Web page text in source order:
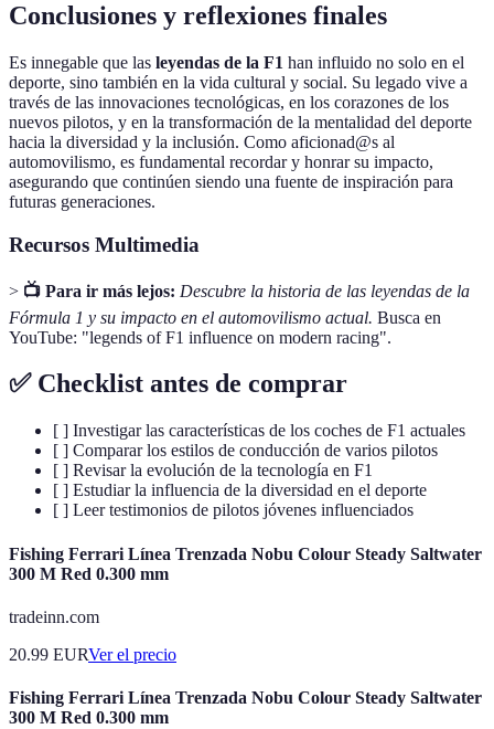
Conclusiones y reflexiones finales
Es innegable que las leyendas de la F1 han influido no solo en el
deporte, sino también en la vida cultural y social. Su legado vive a
través de las innovaciones tecnológicas, en los corazones de los
nuevos pilotos, y en la transformación de la mentalidad del deporte
hacia la diversidad y la inclusión. Como aficionad@s al
automovilismo, es fundamental recordar y honrar su impacto,
asegurando que continúen siendo una fuente de inspiración para
futuras generaciones.
Recursos Multimedia
> 📺 Para ir más lejos: Descubre la historia de las leyendas de la
Fórmula 1 y su impacto en el automovilismo actual. Busca en
YouTube: "legends of F1 influence on modern racing".
✅ Checklist antes de comprar
[ ] Investigar las características de los coches de F1 actuales
[ ] Comparar los estilos de conducción de varios pilotos
[ ] Revisar la evolución de la tecnología en F1
[ ] Estudiar la influencia de la diversidad en el deporte
[ ] Leer testimonios de pilotos jóvenes influenciados
Fishing Ferrari Línea Trenzada Nobu Colour Steady Saltwater
300 M Red 0.300 mm
tradeinn.com
20.99 EURVer el precio
Fishing Ferrari Línea Trenzada Nobu Colour Steady Saltwater
300 M Red 0.300 mm